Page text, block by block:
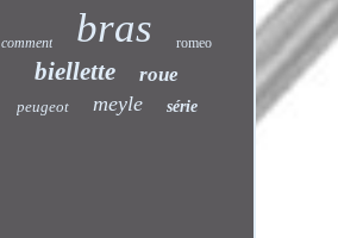
comment bras romeo
biellette roue
peugeot meyle série